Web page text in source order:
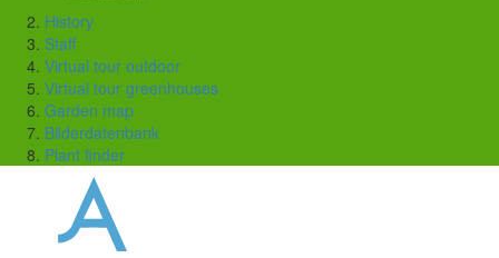
History
Staff
Virtual tour outdoor
Virtual tour greenhouses
Garden map
Bilderdatenbank
Plant finder